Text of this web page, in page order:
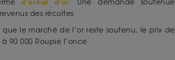
d’achat d’or. Une demande soutenue
des récoltes.
le marché de l’or reste soutenu, le prix de
90 000 Roupie l’once.